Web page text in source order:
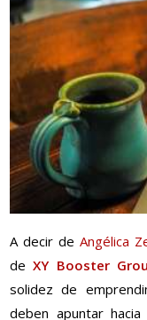
A decir de Angélica
deXY Booster
solidez de
deben apuntar